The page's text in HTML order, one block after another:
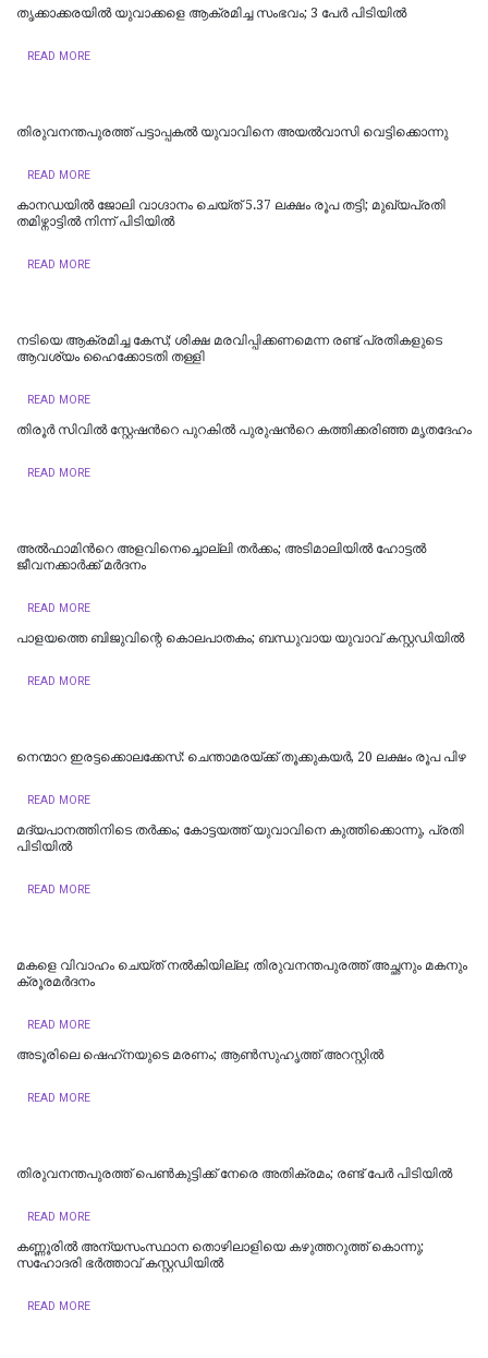
തൃക്കാക്കരയിൽ യുവാക്കളെ ആക്രമിച്ച സംഭവം; 3 പേർ പിടിയിൽ
READ MORE
തിരുവനന്തപുരത്ത് പട്ടാപ്പകൽ യുവാവിനെ അയൽവാസി വെട്ടിക്കൊന്നു
READ MORE
കാനഡയിൽ ജോലി വാഗ്ദാനം ചെയ്ത് 5.37 ലക്ഷം രൂപ തട്ടി; മുഖ്യപ്രതി
തമിഴ്നാട്ടിൽ നിന്ന് പിടിയിൽ
READ MORE
നടിയെ ആക്രമിച്ച കേസ്; ശിക്ഷ മരവിപ്പിക്കണമെന്ന രണ്ട് പ്രതികളുടെ
ആവശ്യം ഹൈക്കോടതി തള്ളി
READ MORE
തിരൂർ സിവിൽ സ്റ്റേഷന്‍റെ പുറകിൽ പുരുഷന്‍റെ കത്തിക്കരിഞ്ഞ മൃതദേഹം
READ MORE
അൽഫാമിന്‍റെ അളവിനെച്ചൊല്ലി തർക്കം; അടിമാലിയിൽ ഹോട്ടല്‍
ജീവനക്കാര്‍ക്ക് മര്‍ദനം
READ MORE
പാളയത്തെ ബിജുവിന്റെ കൊലപാതകം; ബന്ധുവായ യുവാവ് കസ്റ്റഡിയില്‍
READ MORE
നെന്മാറ ഇരട്ടക്കൊലക്കേസ്: ചെന്താമരയ്ക്ക് തൂക്കുകയർ, 20 ലക്ഷം രൂപ പിഴ
READ MORE
മദ്യപാനത്തിനിടെ തര്‍ക്കം; കോട്ടയത്ത് യുവാവിനെ കുത്തിക്കൊന്നു, പ്രതി
പിടിയില്‍
READ MORE
മകളെ വിവാഹം ചെയ്ത് നൽകിയില്ല; തിരുവനന്തപുരത്ത് അച്ഛനും മകനും
ക്രൂരമര്‍ദനം
READ MORE
അടൂരിലെ ഷെഹ്‌നയുടെ മരണം; ആണ്‍സുഹൃത്ത് അറസ്റ്റില്‍
READ MORE
തിരുവനന്തപുരത്ത് പെൺകുട്ടിക്ക് നേരെ അതിക്രമം; രണ്ട് പേർ പിടിയിൽ
READ MORE
കണ്ണൂരിൽ അന്യസംസ്ഥാന തൊഴിലാളിയെ കഴുത്തറുത്ത് കൊന്നു;
സഹോദരി ഭർത്താവ് കസ്റ്റഡിയിൽ
READ MORE